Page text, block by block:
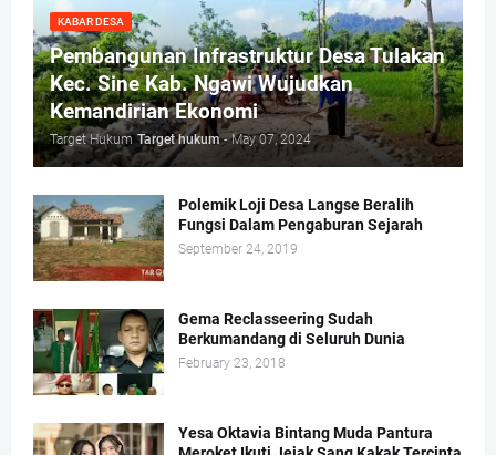
KABAR DESA
Pembangunan Infrastruktur Desa Tulakan
Kec. Sine Kab. Ngawi Wujudkan
Kemandirian Ekonomi
Target Hukum Target hukum - May 07, 2024
Polemik Loji Desa Langse Beralih
Fungsi Dalam Pengaburan Sejarah
September 24, 2019
Gema Reclasseering Sudah
Berkumandang di Seluruh Dunia
February 23, 2018
Yesa Oktavia Bintang Muda Pantura